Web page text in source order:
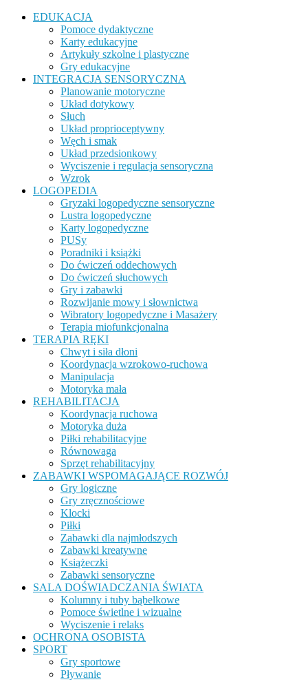
EDUKACJA
Pomoce dydaktyczne
Karty edukacyjne
Artykuły szkolne i plastyczne
Gry edukacyjne
INTEGRACJA SENSORYCZNA
Planowanie motoryczne
Układ dotykowy
Słuch
Układ proprioceptywny
Węch i smak
Układ przedsionkowy
Wyciszenie i regulacja sensoryczna
Wzrok
LOGOPEDIA
Gryzaki logopedyczne sensoryczne
Lustra logopedyczne
Karty logopedyczne
PUSy
Poradniki i książki
Do ćwiczeń oddechowych
Do ćwiczeń słuchowych
Gry i zabawki
Rozwijanie mowy i słownictwa
Wibratory logopedyczne i Masażery
Terapia miofunkcjonalna
TERAPIA RĘKI
Chwyt i siła dłoni
Koordynacja wzrokowo-ruchowa
Manipulacja
Motoryka mała
REHABILITACJA
Koordynacja ruchowa
Motoryka duża
Piłki rehabilitacyjne
Równowaga
Sprzęt rehabilitacyjny
ZABAWKI WSPOMAGAJĄCE ROZWÓJ
Gry logiczne
Gry zręcznościowe
Klocki
Piłki
Zabawki dla najmłodszych
Zabawki kreatywne
Książeczki
Zabawki sensoryczne
SALA DOŚWIADCZANIA ŚWIATA
Kolumny i tuby bąbelkowe
Pomoce świetlne i wizualne
Wyciszenie i relaks
OCHRONA OSOBISTA
SPORT
Gry sportowe
Pływanie